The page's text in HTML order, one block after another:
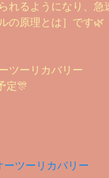
れるようになり、急
の原理とは］です🌿
ツーリカバリー
定🎊
ツーリカバリー